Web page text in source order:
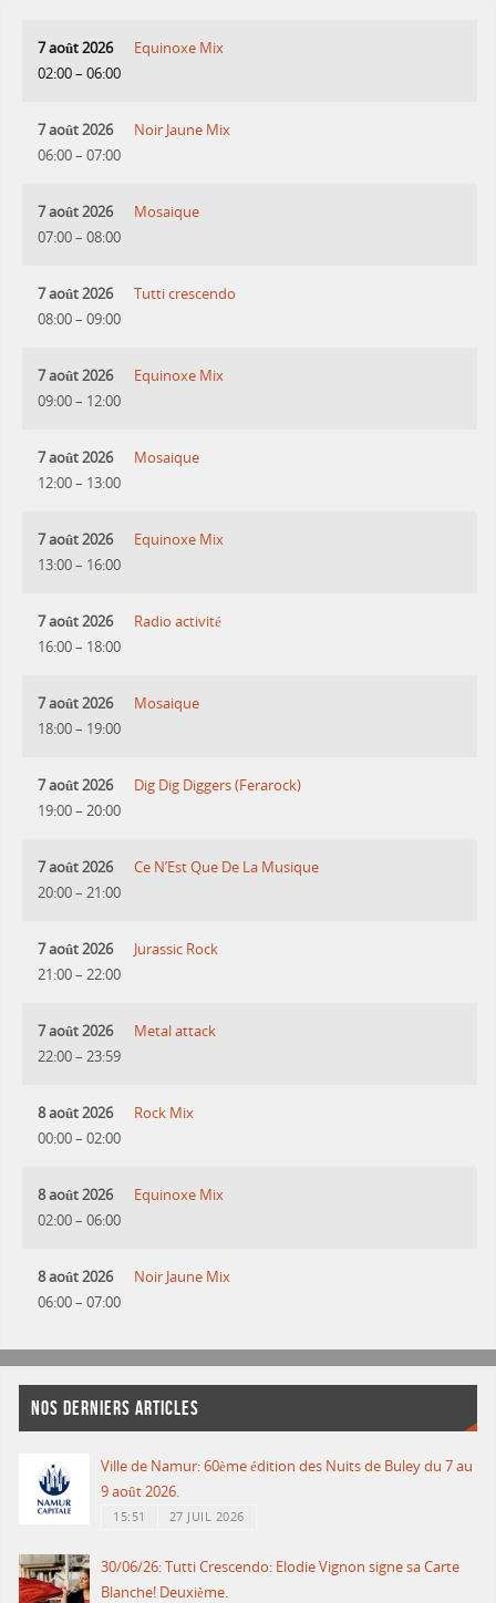
7 août 2026
02:00– 06:00
Equinoxe Mix
7 août 2026
06:00– 07:00
Noir Jaune Mix
7 août 2026
07:00– 08:00
Mosaique
7 août 2026
08:00– 09:00
Tutti crescendo
7 août 2026
09:00– 12:00
Equinoxe Mix
7 août 2026
12:00– 13:00
Mosaique
7 août 2026
13:00– 16:00
Equinoxe Mix
7 août 2026
16:00– 18:00
Radio activité
7 août 2026
18:00– 19:00
Mosaique
7 août 2026
19:00– 20:00
Dig Dig Diggers (Ferarock)
7 août 2026
20:00– 21:00
Ce N’Est Que De La Musique
7 août 2026
21:00– 22:00
Jurassic Rock
7 août 2026
22:00– 23:59
Metal attack
8 août 2026
00:00– 02:00
Rock Mix
8 août 2026
02:00– 06:00
Equinoxe Mix
8 août 2026
06:00– 07:00
Noir Jaune Mix
NOS DERNIERS ARTICLES
Ville de Namur: 60ème édition des Nuits de Buley du 7 au
9 août 2026.
15:51 27 JUIL 2026
30/06/26: Tutti Crescendo: Elodie Vignon signe sa Carte
Blanche! Deuxième.